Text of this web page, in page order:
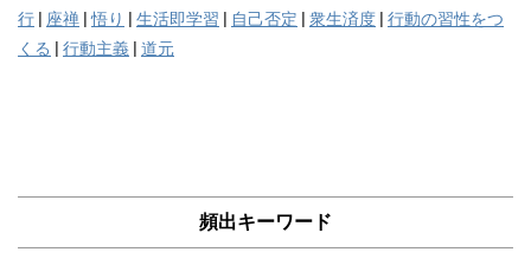
行
座禅 |悟り 生活即学習 自己否定 衆生済度
行動の習性をつ
くる
行動主義 道元
頻出キーワード